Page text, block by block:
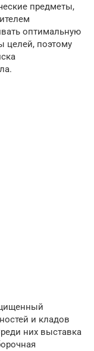
предметы,
оптимальную
целей, поэтому
и кладов
них выставка